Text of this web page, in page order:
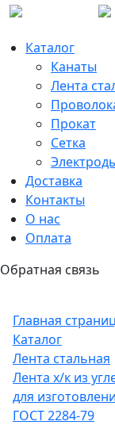
Каталог
Канаты
Лента
Прокат
Сетка
Доставка
Контакты
О нас
Оплата
Обратная связь
Главная
Каталог
Лента стальная
Лента х/к из
для
ГОСТ 2284-79